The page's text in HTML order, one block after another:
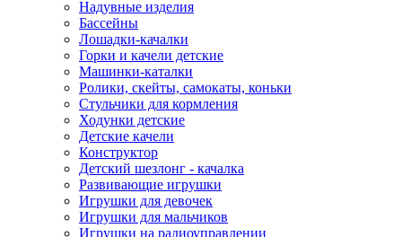
Надувные изделия
Бассейны
Лошадки-качалки
Горки и качели детские
Машинки-каталки
Ролики, скейты, самокаты, коньки
Стульчики для кормления
Ходунки детские
Детские качели
Конструктор
Детский шезлонг - качалка
Развивающие игрушки
Игрушки для девочек
Игрушки для мальчиков
Игрушки на радиоуправлении